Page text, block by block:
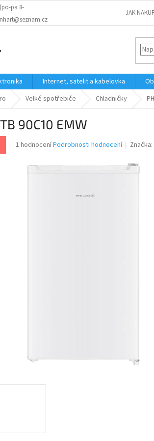
pa 8-
JAK
Internet, satelit a kabelovka
Velké spotřebiče Chladničky
90C10 EMW
Průměrné
produktu
1 hodnoceníPodrobnosti hodnocení Značka: